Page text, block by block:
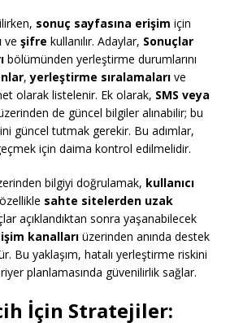
sonuç sayfasına erişim için
ve şifre kullanılır. Adaylar, Sonuçlar
bölümünden yerleştirme durumlarını
,yerleştirme sıralamaları ve
olarak listelenir. Ek olarak, SMS veya
de güncel bilgiler alınabilir; bu
güncel tutmak gerekir. Bu adımlar,
için daima kontrol edilmelidir.
bilgiyi doğrulamak, kullanıcı
sahte sitelerden uzak
açıklandıktan sonra yaşanabilecek
kanalları üzerinden anında destek
Bu yaklaşım, hatalı yerleştirme riskini
planlamasında güvenilirlik sağlar.
İçin Stratejiler: